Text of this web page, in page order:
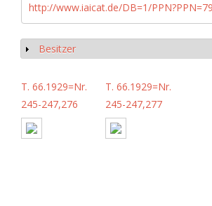
http://www.iaicat.de/DB=1/
Anzeigen
Besitzer
T. 66.1929=Nr.
245-247,276
T. 66.1929=Nr.
245-247,277